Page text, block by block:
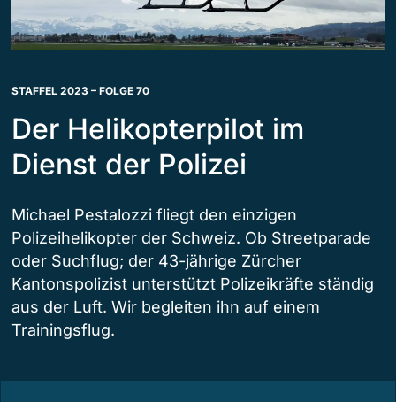
STAFFEL 2023 – FOLGE 70
Der Helikopterpilot im
Dienst der Polizei
Michael Pestalozzi fliegt den einzigen
Polizeihelikopter der Schweiz. Ob Streetparade
oder Suchflug; der 43-jährige Zürcher
Kantonspolizist unterstützt Polizeikräfte ständig
aus der Luft. Wir begleiten ihn auf einem
Trainingsflug.